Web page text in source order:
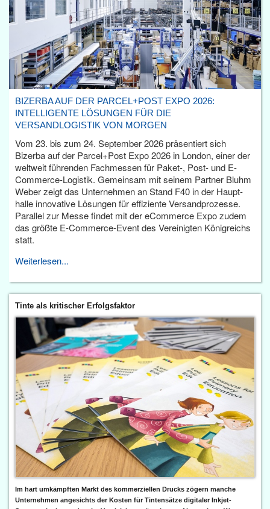
BIZERBA AUF DER PARCEL+POST EXPO 2026:
INTELLIGENTE LÖSUNGEN FÜR DIE
VERSANDLOGISTIK VON MORGEN
Vom 23. bis zum 24. September 2026 präsentiert sich
Bizerba auf der Parcel+Post Expo 2026 in London, einer der
weltweit führenden Fachmessen für Paket-, Post- und E-
Commerce-Logistik. Gemeinsam mit seinem Partner Bluhm
Weber zeigt das Unternehmen an Stand F40 in der Haupt­
halle innovative Lösungen für effiziente Versandprozesse.
Parallel zur Messe findet mit der eCommerce Expo zudem
das größte E-Commerce-Event des Vereinigten Königreichs
statt.
Weiterlesen...
Tinte als kritischer Erfolgsfaktor
Im hart umkämpften Markt des kommerziellen Drucks zögern manche
Unternehmen angesichts der Kosten für Tintensätze digitaler Inkjet-